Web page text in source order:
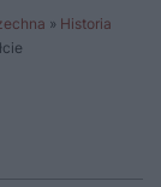
» Historia